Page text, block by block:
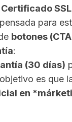
Certificado
para
botones
:
(30 días)
es que
en